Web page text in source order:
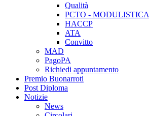
Qualità
PCTO - MODULISTICA
HACCP
ATA
Convitto
MAD
PagoPA
Richiedi appuntamento
Premio Buonarroti
Post Diploma
Notizie
News